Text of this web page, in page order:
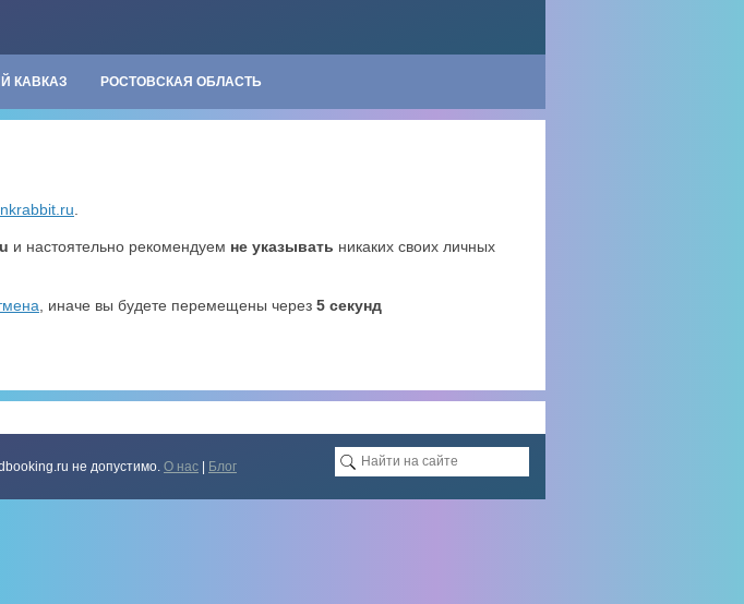
КАВКАЗ РОСТОВСКАЯ ОБЛАСТЬ
и настоятельно рекомендуем не указывать никаких своих личных
, иначе вы будете перемещены через 4 секунд
не допустимо. О нас Блог